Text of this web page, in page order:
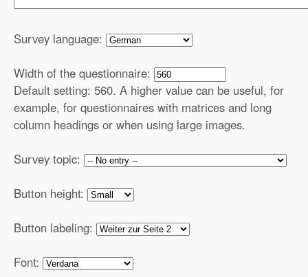
Survey language:
Width of the questionnaire:
Default setting: 560. A higher value can be useful, for
example, for questionnaires with matrices and long
column headings or when using large images.
Survey topic:
Button height:
Button labeling:
Font: